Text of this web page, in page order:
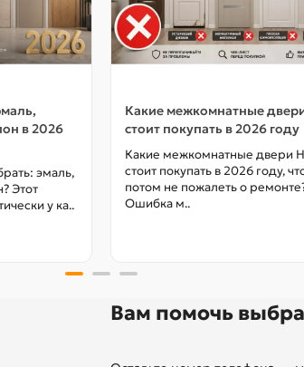
в 2026
эмаль,
Этот
у ка..
Какие межкомнатные
стоит покупать в 2026 году
Какие межкомнатные двери
стоит покупать в 2026 году,
потом не пожалеть о
Ошибка м..
Вам помочь